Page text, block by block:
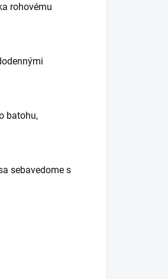
rohovému
batohu,
sebavedome s